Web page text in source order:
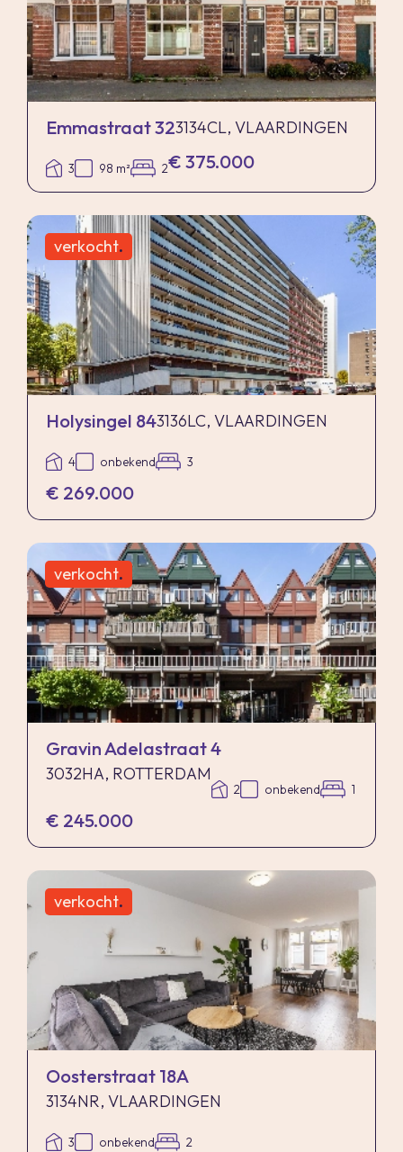
Emmastraat 323134CL, VLAARDINGEN
3 98 m² 2€ 375.000
verkocht.
Holysingel 843136LC, VLAARDINGEN
4 onbekend 3
€ 269.000
verkocht.
Gravin Adelastraat 4
3032HA, ROTTERDAM
2 onbekend 1
€ 245.000
verkocht.
Oosterstraat 18A
3134NR, VLAARDINGEN
3 onbekend 2